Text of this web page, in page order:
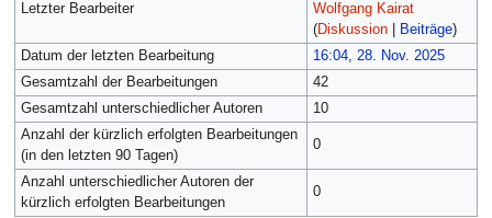
Letzter Bearbeiter
Wolfgang Kairat
(Diskussion| Beiträge)
Datum der letzten Bearbeitung
16:04, 28. Nov. 2025
Gesamtzahl der Bearbeitungen
42
Gesamtzahl unterschiedlicher Autoren
10
Anzahl der kürzlich erfolgten Bearbeitungen
(in den letzten 90 Tagen)
0
Anzahl unterschiedlicher Autoren der
kürzlich erfolgten Bearbeitungen
0